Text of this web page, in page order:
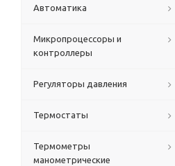
Автоматика
Микропроцессоры и
контроллеры
Регуляторы давления
Термостаты
Термометры
манометрические